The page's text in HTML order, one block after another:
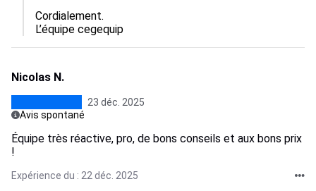
Cordialement.
L’équipe cegequip
Nicolas N.
23 déc. 2025
Avis spontané
Équipe très réactive, pro, de bons conseils et aux bons prix
!
Expérience du : 22 déc. 2025